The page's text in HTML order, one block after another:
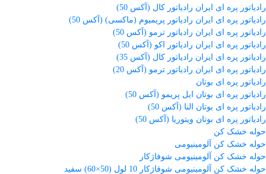
رادیاتور پره ای ایران رادیاتور کال (آکس 50)
رادیاتور پره ای ایران رادیاتور پریمیوم (ماکسی) (آکس 50)
رادیاتور پره ای ایران رادیاتور ترمو (آکس 50)
رادیاتور پره ای ایران رادیاتور اکو (آکس 50)
رادیاتور پره ای ایران رادیاتور کال (آکس 35)
رادیاتور پره ای ایران رادیاتور ترمو (آکس 20)
رادیاتور پره ای بوتان
رادیاتور پره ای بوتان ایل پریمو (آکس 50)
رادیاتور پره ای بوتان النا (آکس 50)
رادیاتور پره ای بوتان ویتوریا (آکس 50)
حوله خشک کن
حوله خشک کن آلومینیومی
حوله خشک کن آلومینیومی شوفاژکار
حوله خشک کن آلومینیومی شوفاژکار 10 لول (50×60) سفید